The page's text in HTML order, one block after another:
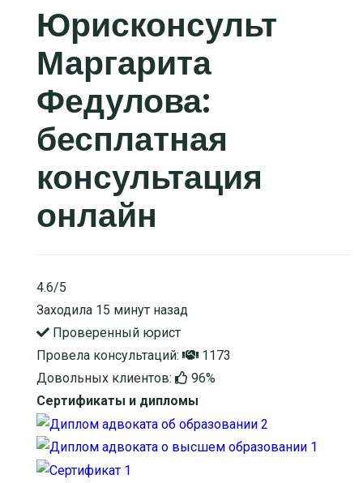
Юрисконсульт
Маргарита
Федулова:
бесплатная
консультация
онлайн
4.6/5
Заходила 15 минут назад
Проверенный юрист
Провела консультаций:
1173
Довольных клиентов:
96%
Сертификаты и дипломы